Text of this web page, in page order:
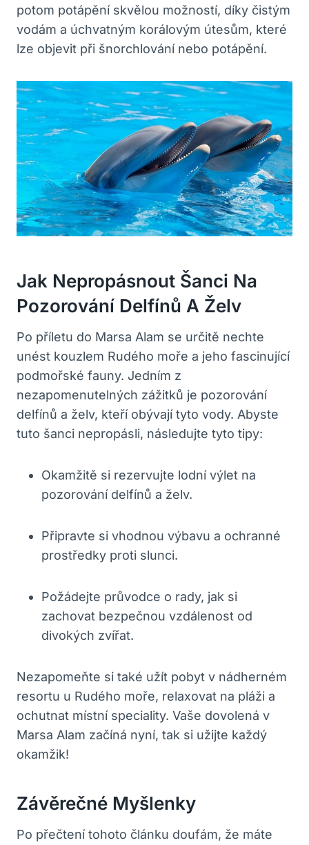
potom potápění skvělou možností, díky čistým
vodám a úchvatným korálovým útesům, které
lze objevit při šnorchlování nebo potápění.
Jak Nepropásnout Šanci Na
Pozorování Delfínů A Želv
Po příletu do Marsa Alam se určitě nechte
unést kouzlem Rudého moře a jeho fascinující
podmořské fauny. Jedním z
nezapomenutelných zážitků je pozorování
delfínů a želv, kteří obývají tyto vody. Abyste
tuto šanci nepropásli, následujte tyto tipy:
Okamžitě si rezervujte lodní výlet na
pozorování delfínů a želv.
Připravte si vhodnou výbavu a ochranné
prostředky proti slunci.
Požádejte průvodce o rady, jak si
zachovat bezpečnou vzdálenost od
divokých zvířat.
Nezapomeňte si také užít pobyt v nádherném
resortu u Rudého moře, relaxovat na pláži a
ochutnat místní speciality. Vaše dovolená v
Marsa Alam začíná nyní, tak si užijte každý
okamžik!
Závěrečné Myšlenky
Po přečtení tohoto článku doufám, že máte